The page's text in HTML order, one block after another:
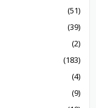
(51)
(39)
(2)
(183)
(4)
(9)